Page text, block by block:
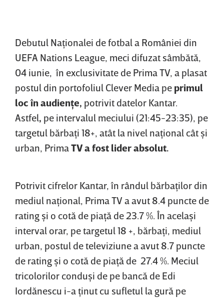
Debutul Naţionalei de fotbal a României din
UEFA Nations League, meci difuzat sâmbătă,
04 iunie, în exclusivitate de Prima TV, a plasat
postul din portofoliul Clever Media pe primul
loc în audienţe, potrivit datelor Kantar.
Astfel, pe intervalul meciului (21:45-23:35), pe
targetul bărbaţi 18+, atât la nivel naţional cât şi
urban, PrimaTV a fost lider absolut.
Potrivit cifrelor Kantar, în rândul bărbaţilor din
mediul naţional, Prima TV a avut 8.4 puncte de
rating şi o cotă de piaţă de 23.7 %. În acelaşi
interval orar, pe targetul 18 +, bărbaţi, mediul
urban, postul de televiziune a avut 8.7 puncte
de rating şi o cotă de piaţă de 27.4 %. Meciul
tricolorilor conduşi de pe bancă de Edi
Iordănescu i-a ţinut cu sufletul la gură pe